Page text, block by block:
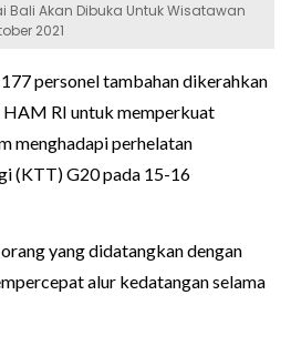
Bali Akan Dibuka Untuk Wisatawan
2021
personel tambahan dikerahkan
RI untuk memperkuat
menghadapi perhelatan
(KTT) G20 pada 15-16
yang didatangkan dengan
alur kedatangan selama